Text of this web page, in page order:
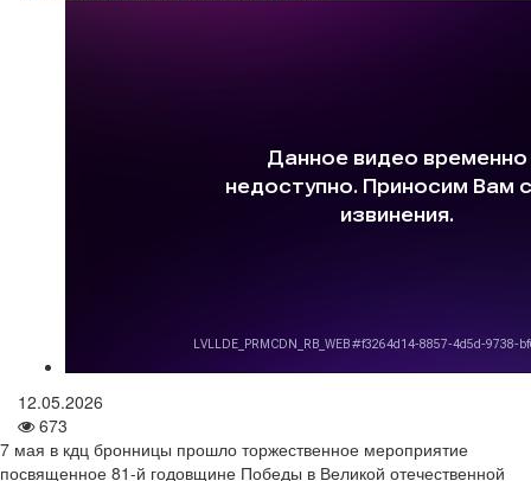
12.05.2026
673
7 мая в кдц бронницы прошло торжественное мероприятие
посвященное 81-й годовщине Победы в Великой отечественной